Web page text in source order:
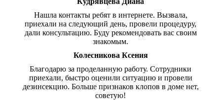
Нашла контакты ребят в интернете. Вызвала,
приехали на следующий день, провели процедуру,
дали консультацию. Буду рекомендовать вас своим
знакомым.
Колесникова Ксения
Благодарю за проделанную работу. Сотрудники
приехали, быстро оценили ситуацию и провели
дезинсекцию. Больше признаков клопов в доме нет,
советую!